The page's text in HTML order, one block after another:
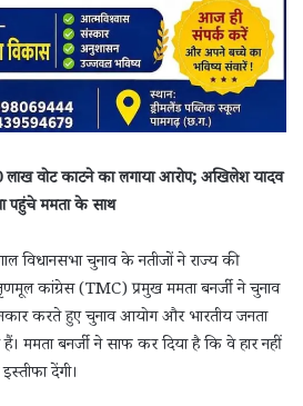
वोट काटने का लगाया आरोप; अखिलेश यादव
पहुंचे ममता के साथ
विधानसभा चुनाव के नतीजों ने राज्य की
कांग्रेस (TMC) प्रमुख ममता बनर्जी ने चुनाव
करते हुए चुनाव आयोग और भारतीय जनता
हैं। ममता बनर्जी ने साफ कर दिया है कि वे हार नहीं
देंगी।